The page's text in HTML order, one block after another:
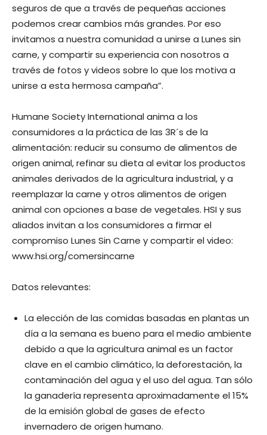
seguros de que a través de pequeñas acciones
podemos crear cambios más grandes. Por eso
invitamos a nuestra comunidad a unirse a Lunes sin
carne, y compartir su experiencia con nosotros a
través de fotos y videos sobre lo que los motiva a
unirse a esta hermosa campaña”.
Humane Society International anima a los
consumidores a la práctica de las 3R´s de la
alimentación: reducir su consumo de alimentos de
origen animal, refinar su dieta al evitar los productos
animales derivados de la agricultura industrial, y a
reemplazar la carne y otros alimentos de origen
animal con opciones a base de vegetales. HSI y sus
aliados invitan a los consumidores a firmar el
compromiso Lunes Sin Carne y compartir el video:
www.hsi.org/comersincarne
Datos relevantes:
La elección de las comidas basadas en plantas un
día a la semana es bueno para el medio ambiente
debido a que la agricultura animal es un factor
clave en el cambio climático, la deforestación, la
contaminación del agua y el uso del agua. Tan sólo
la ganadería representa aproximadamente el 15%
de la emisión global de gases de efecto
invernadero de origen humano.